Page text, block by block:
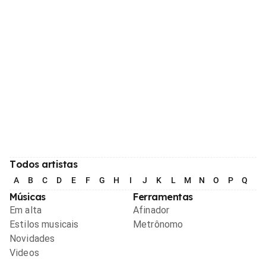
Todos artistas
A B C D E F G H I J K L M N O P Q
Músicas
Em alta
Estilos musicais
Novidades
Videos
Ferramentas
Afinador
Metrônomo